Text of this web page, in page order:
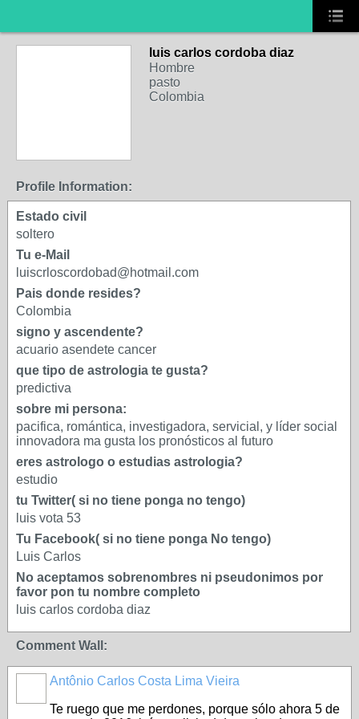
luis carlos cordoba diaz
Hombre
pasto
Colombia
Profile Information:
Estado civil
soltero
Tu e-Mail
luiscrloscordobad@hotmail.com
Pais donde resides?
Colombia
signo y ascendente?
acuario asendete cancer
que tipo de astrologia te gusta?
predictiva
sobre mi persona:
pacifica, romántica, investigadora, servicial, y líder social
innovadora ma gusta los pronósticos al futuro
eres astrologo o estudias astrologia?
estudio
tu Twitter( si no tiene ponga no tengo)
luis vota 53
Tu Facebook( si no tiene ponga No tengo)
Luis Carlos
No aceptamos sobrenombres ni pseudonimos por
favor pon tu nombre completo
luis carlos cordoba diaz
Comment Wall:
Antônio Carlos Costa Lima Vieira
Te ruego que me perdones, porque sólo ahora 5 de